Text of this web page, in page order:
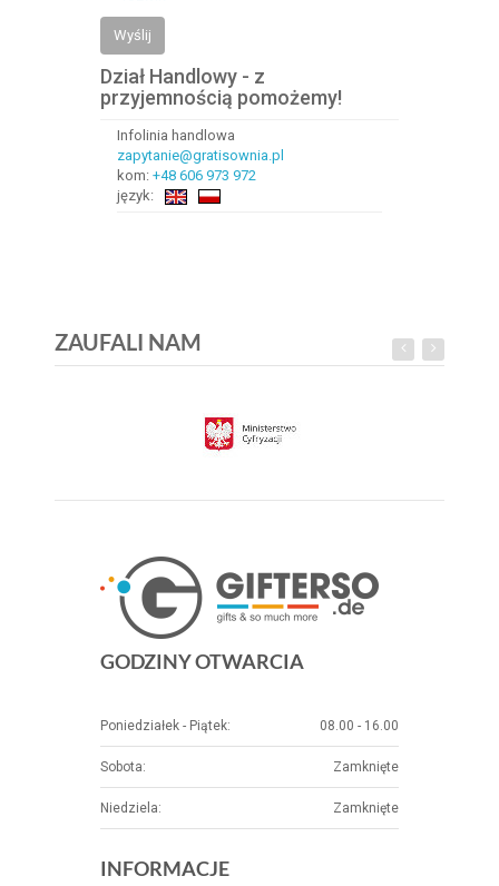
Wyślij
Dział Handlowy - z
przyjemnością pomożemy!
Infolinia handlowa
zapytanie@gratisownia.pl
kom: +48 606 973 972
język:
ZAUFALI NAM
GODZINY OTWARCIA
Poniedziałek - Piątek: 08.00 - 16.00
Sobota: Zamknięte
Niedziela: Zamknięte
INFORMACJE